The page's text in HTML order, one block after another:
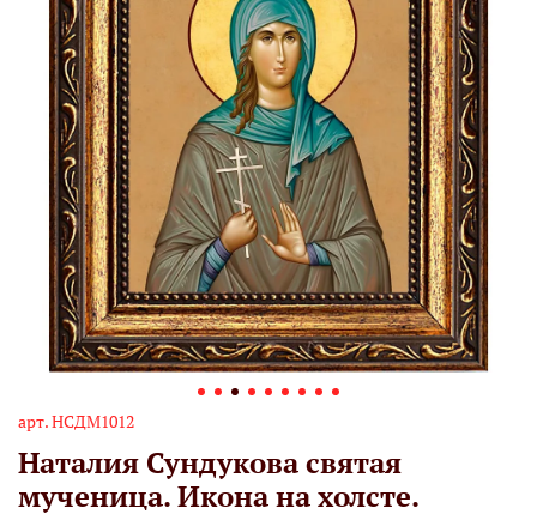
арт.НСДМ1012
Наталия Сундукова святая
мученица. Икона на холсте.